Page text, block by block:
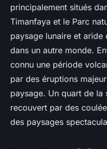
principalement situés
Timanfaya et le Parc
paysage lunaire et
dans un autre monde.
connu une période
par des éruptions
paysage. Un quart de
recouvert par des
des paysages